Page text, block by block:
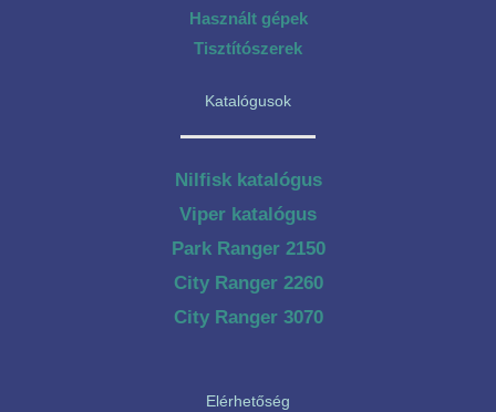
Használt gépek
Tisztítószerek
Katalógusok
Nilfisk katalógus
Viper katalógus
Park Ranger 2150
City Ranger 2260
City Ranger 3070
Elérhetőség